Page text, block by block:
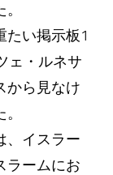
たい掲示板1
ェ・ルネサ
から見なけ
、イスラー
ラームにお